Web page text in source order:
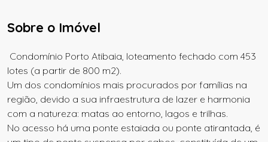
Sobre o Imóvel
Condomínio Porto Atibaia, loteamento fechado com 453
lotes (a partir de 800 m2).
Um dos condomínios mais procurados por famílias na
região, devido a sua infraestrutura de lazer e harmonia
com a natureza: matas ao entorno, lagos e trilhas.
No acesso há uma ponte estaiada ou ponte atirantada, é